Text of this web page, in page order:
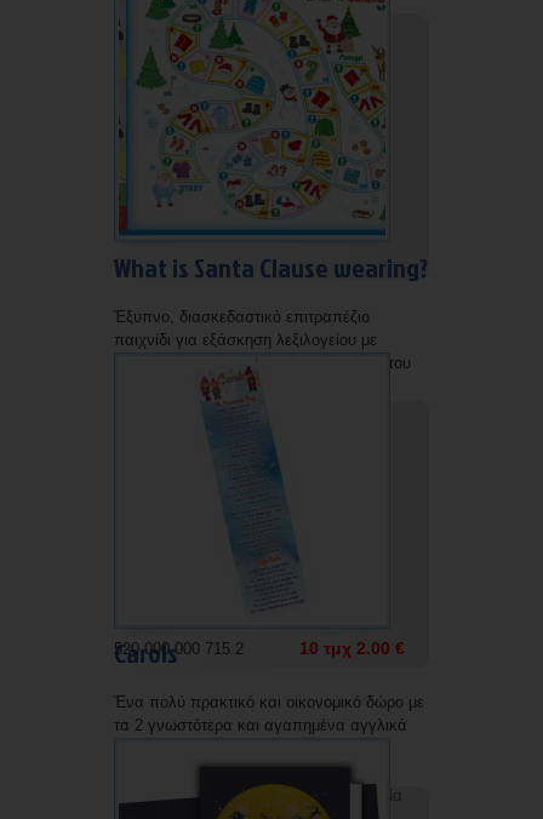
What is Santa Clause wearing?
Έξυπνο, διασκεδαστικό επιτραπέζιο
παιχνίδι για εξάσκηση λεξιλογείου με
ρούχα, καθώς και ενεστώτα διαρκείας του
ρήματος wear (καταφ.-ερωτ.-αρνητ.).
Πλαστικοποιημένο. Περιέχει οδηγίες
Carols
Ένα πολύ πρακτικό και οικονομικό δώρο με
τα 2 γνωστότερα και αγαπημένα αγγλικά
Δυνατότητα εκτύπωσης με την επωνυμία
10 τμχ 2.00 €
520 000 000 715 2